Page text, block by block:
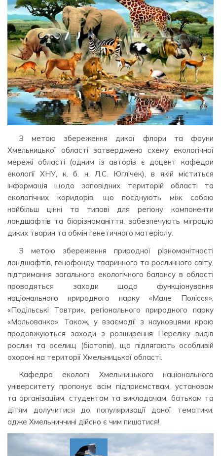
З метою збереження дикої флори та фауни
Хмельницької області затверджено схему екологічної
мережі області (одним із авторів є доцент кафедри
екології ХНУ, к. б. н. Л.С. Юглічек), в якій міститься
інформація щодо заповідних територій області та
екологічних коридорів, що поєднують між собою
найбільш цінні та типові для регіону компоненти
ландшафтів та біорізноманіття, забезпечують міграцію
диких тварин та обмін генетичного матеріалу.
З метою збереження природної різноманітності
ландшафтів, генофонду тваринного та рослинного світу,
підтримання загального екологічного балансу в області
проводяться заходи щодо функціонування
національного природного парку «Мале Полісся»,
«Подільські Товтри», регіонального природного парку
«Мальованка». Також, у взаємодії з науковцями краю
продовжуються заходи з розширення Переліку видів
рослин та оселищ (біотопів), що підлягають особливій
охороні на території Хмельницької області.
Кафедра екології Хмельницького національного
університету пропонує всім підприємствам, установам
та організаціям, студентам та викладачам, батькам та
дітям долучитися до популяризації даної тематики,
адже Хмельниччині дійсно є чим пишатися!